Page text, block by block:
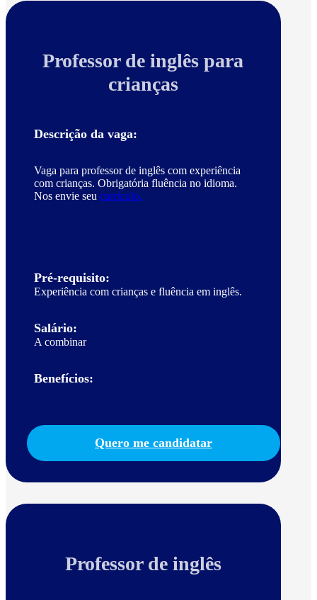
Professor de inglês para
crianças
Descrição da vaga:
Vaga para professor de inglês com experiência
com crianças. Obrigatória fluência no idioma.
Nos envie seu currículo.
Pré-requisito:
Experiência com crianças e fluência em inglês.
Salário:
A combinar
Benefícios:
Quero me candidatar
Professor de inglês